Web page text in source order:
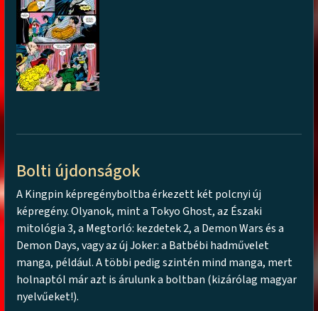
Bolti újdonságok
A Kingpin képregényboltba érkezett két polcnyi új
képregény. Olyanok, mint a Tokyo Ghost, az Északi
mitológia 3, a Megtorló: kezdetek 2, a Demon Wars és a
Demon Days, vagy az új Joker: a Batbébi hadművelet
manga, például. A többi pedig szintén mind manga, mert
holnaptól már azt is árulunk a boltban (kizárólag magyar
nyelvűeket!).